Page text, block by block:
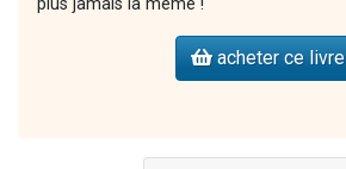
plus jamais la même !
acheter ce livre